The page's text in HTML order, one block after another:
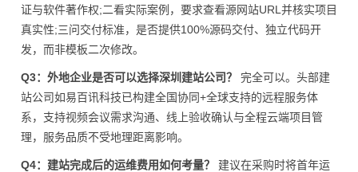
证与软件著作权;二看实际案例，要求查看源网站URL并核实项目
真实性;三问交付标准，是否提供100%源码交付、独立代码开
发，而非模板二次修改。
Q3：外地企业是否可以选择深圳建站公司？
完全可以。头部建
站公司如易百讯科技已构建全国协同+全球支持的远程服务体
系，支持视频会议需求沟通、线上验收确认与全程云端项目管
理，服务品质不受地理距离影响。
Q4：建站完成后的运维费用如何考量？
建议在采购时将首年运